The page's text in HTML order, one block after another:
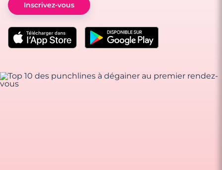
Inscrivez-vous